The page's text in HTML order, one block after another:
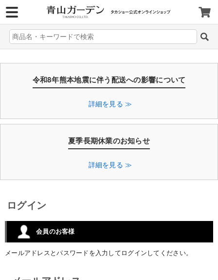
令和8年熊本地震に伴う配送への影響について
詳細を見る ≫
夏季長期休業のお知らせ
詳細を見る ≫
ログイン
会員のお客様
メールアドレスとパスワードを入力してログインしてください。